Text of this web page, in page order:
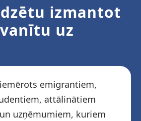
izmantot
uz
emigrantiem,
attālinātiem
uzņēmumiem, kuriem